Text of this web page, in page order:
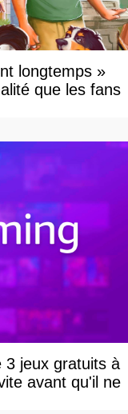
longtemps »
que les fans
3 jeux gratuits à
avant qu'il ne